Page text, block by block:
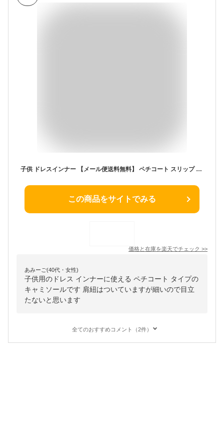
子供 ドレスインナー 【メール便送料無料】 ペチコート スリップ 女の子 キッズ 発表会 結婚式 透け防止 下着 肌着 肩ひも付き キャミソール ワンピース 100 120 130 140 白 ホワイト ジュニア キャサリンコテージ YUP12 ≪メール便優先商品≫
この商品をサイトでみる
価格と在庫を楽天でチェック >>
あみーご(40代・女性)
子供用のドレス インナーに使える ペチコート タイプの
キャミソールです 肩紐はついていますが細いので目立
たないと思います
全てのおすすめコメント（2件）